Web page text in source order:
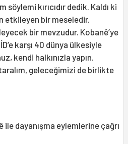
söylemi kırıcıdır dedik. Kaldı ki
etkileyen bir meseledir.
bir mevzudur. Kobanê’ye
karşı 40 dünya ülkesiyle
kendi halkınızla yapın.
geleceğimizi de birlikte
ile dayanışma eylemlerine çağrı